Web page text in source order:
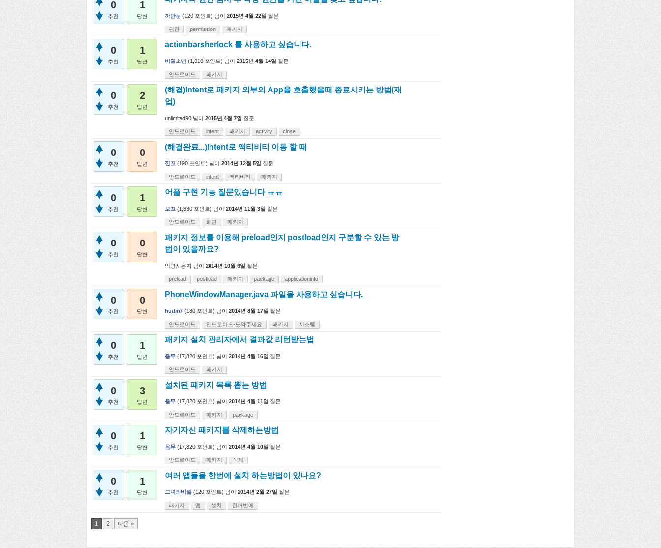
0
추천
1
답변 까만눈 (120 포인트) 님이 2015년 4월 22일 질문
권한 permission 패키지
0
추천
1
답변
actionbarsherlock 를 사용하고 싶습니다.
비밀소년 (1,010 포인트) 님이 2015년 4월 14일 질문
안드로이드 패키지
0
추천
2
답변
(해결)Intent로 패키지 외부의 App을 호출했을때 종료시키는 방법(재
업)
unlimited90 님이 2015년 4월 7일 질문
안드로이드 intent 패키지 activity close
0
추천
0
답변
(해결완료...)Intent로 액티비티 이동 할 때
깐꼬 (190 포인트) 님이 2014년 12월 5일 질문
안드로이드 intent 액티비티 패키지
0
추천
1
답변
어플 구현 기능 질문있습니다 ㅠㅠ
보꼬 (1,630 포인트) 님이 2014년 11월 3일 질문
안드로이드 화면 패키지
0
추천
0
답변
패키지 정보를 이용해 preload인지 postload인지 구분할 수 있는 방
법이 있을까요?
익명사용자 님이 2014년 10월 6일 질문
preload postload 패키지 package applicationinfo
0
추천
0
답변
PhoneWindowManager.java 파일을 사용하고 싶습니다.
hudin7 (180 포인트) 님이 2014년 8월 17일 질문
안드로이드 안드로이드-도와주세요 패키지 시스템
0
추천
1
답변
패키지 설치 관리자에서 결과값 리턴받는법
음무 (17,820 포인트) 님이 2014년 4월 16일 질문
안드로이드 패키지
0
추천
3
답변
설치된 패키지 목록 뽑는 방법
음무 (17,820 포인트) 님이 2014년 4월 11일 질문
안드로이드 패키지 package
0
추천
1
답변
자기자신 패키지를 삭제하는방법
음무 (17,820 포인트) 님이 2014년 4월 10일 질문
안드로이드 패키지 삭제
0
추천
1
답변
여러 앱들을 한번에 설치 하는방법이 있나요?
그녀의비밀 (120 포인트) 님이 2014년 2월 27일 질문
패키지 앱 설치 한꺼번에
1 2 다음 »